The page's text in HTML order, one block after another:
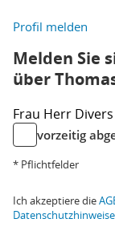
Profil melden
Melden Sie
über
Frau Herr Divers
vorzeitig
* Pflichtfelder
Ich akzeptiere die
Datenschutzhinweise